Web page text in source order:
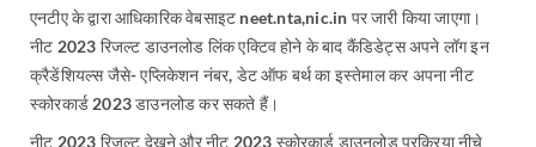
एनटीए के द्वारा आधिकारिक वेबसाइट neet.nta,nic.in पर जारी किया जाएगा।
नीट 2023 रिजल्ट डाउनलोड लिंक एक्टिव होने के बाद कैंडिडेट्स अपने लॉग इन
क्रैडेंशियल्स जैसे- एप्लिकेशन नंबर, डेट ऑफ बर्थ का इस्तेमाल कर अपना नीट
स्कोरकार्ड 2023 डाउनलोड कर सकते हैं।
नीट 2023 रिजल्ट देखने और नीट 2023 स्कोरकार्ड डाउनलोड प्रक्रिया नीचे